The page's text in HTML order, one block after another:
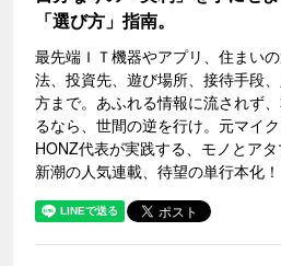
「選び方」指南。
最先端ＩＴ機器やアプリ、住まい
法、投資先、遊び場所、接待手段
方まで。あふれる情報に流されず
るなら、世間の逆を行け。元マイ
HONZ代表が実践する、モノとア
新潮の人気連載、待望の単行本化！